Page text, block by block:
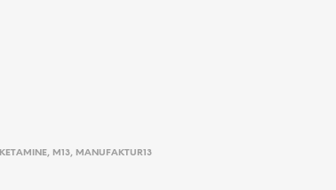
KETAMINE, M13, MANUFAKTUR13